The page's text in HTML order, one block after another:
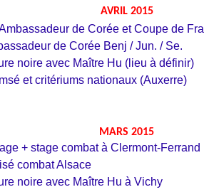
AVRIL 2015
de Corée et Coupe de
de Corée Benj / Jun. / Se.
noire avec Maître Hu (lieu à définir)
et critériums nationaux (Auxerre)
MARS 2015
+ stage combat à Clermont-Ferrand
combat Alsace
noire avec Maître Hu à Vichy